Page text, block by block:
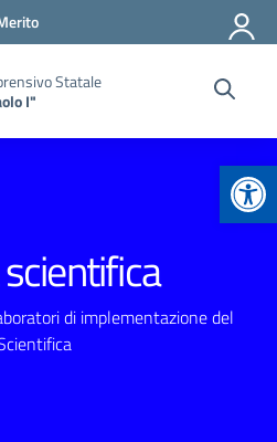
Statale
I"
di implementazione del